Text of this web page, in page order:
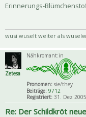
Erinnerungs-
wusi wuselt weiter als
Zetesa
Nähkromant:in
Pronomen: sie/they
Beiträge: 9712
Registriert: 31. Dez
Re: Der Schildkröt